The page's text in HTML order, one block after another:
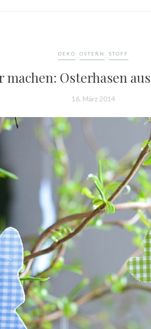
DEKO OSTERN STOFF
machen: Osterhasen
16. März 2014